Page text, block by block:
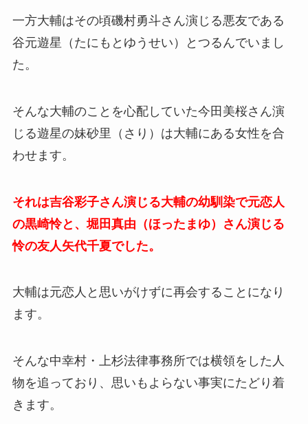
一方大輔はその頃磯村勇斗さん演じる悪友である
谷元遊星（たにもとゆうせい）とつるんでいまし
た。
そんな大輔のことを心配していた今田美桜さん演
じる遊星の妹砂里（さり）は大輔にある女性を合
わせます。
それは吉谷彩子さん演じる大輔の幼馴染で元恋人
の黒崎怜と、堀田真由（ほったまゆ）さん演じる
怜の友人矢代千夏でした。
大輔は元恋人と思いがけずに再会することになり
ます。
そんな中幸村・上杉法律事務所では横領をした人
物を追っており、思いもよらない事実にたどり着
きます。